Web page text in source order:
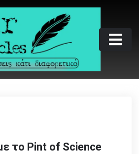
διαφορετικό
το Pint of Science